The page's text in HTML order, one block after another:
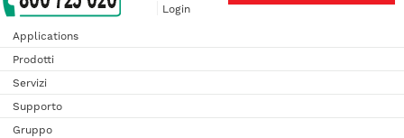
Login
Applications
Prodotti
Servizi
Supporto
Gruppo